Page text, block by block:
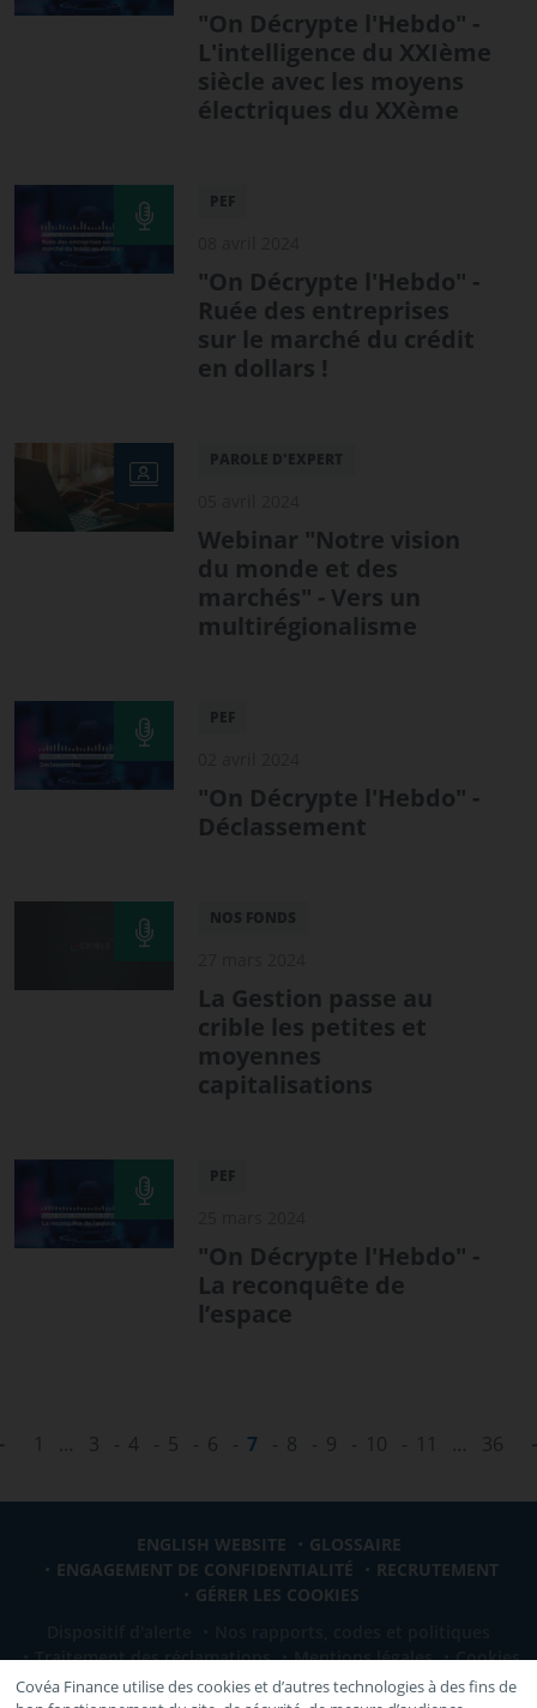
Covéa Finance utilise des cookies et d’autres technologies à des fins de
"On Décrypte l'Hebdo" -
L'intelligence du XXIème
siècle avec les moyens
électriques du XXème
PEF
"On Décrypte l'Hebdo" -
Ruée des entreprises
sur le marché du crédit
en dollars !
PAROLE D'EXPERT
Webinar "Notre vision
du monde et des
marchés" - Vers un
multirégionalisme
PEF
"On Décrypte l'Hebdo" -
Déclassement
NOS FONDS
La Gestion passe au
crible les petites et
moyennes
capitalisations
PEF
"On Décrypte l'Hebdo" -
La reconquête de
l’espace
‹ Previous
1 … 3 4 5 6 7 8 9 10 11 … 36
ENGLISH WEBSITE
GLOSSAIRE
ENGAGEMENT DE CONFIDENTIALITÉ
RECRUTEMENT
GÉRER LES COOKIES
Traitement des réclamations
Mentions légales Cookies